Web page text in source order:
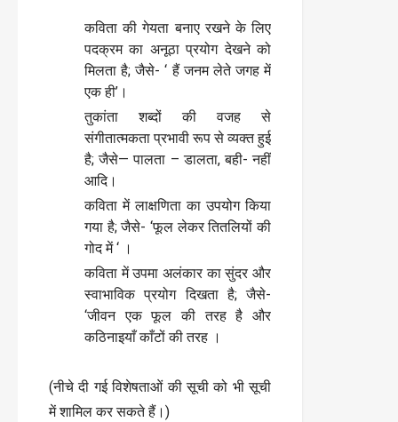
कविता की गेयता बनाए रखने के लिए
पदक्रम का अनूठा प्रयोग देखने को
मिलता है; जैसे- ‘ हैं जनम लेते जगह में
एक ही’।
तुकांता शब्दों की वजह से
संगीतात्मकता प्रभावी रूप से व्यक्त हुई
है; जैसे— पालता – डालता, बही- नहीं
आदि।
कविता में लाक्षणिता का उपयोग किया
गया है; जैसे- ‘फूल लेकर तितलियों की
गोद में ‘ ।
कविता में उपमा अलंकार का सुंदर और
स्वाभाविक प्रयोग दिखता है; जैसे-
‘जीवन एक फूल की तरह है और
कठिनाइयाँ काँटों की तरह ।
(नीचे दी गई विशेषताओं की सूची को भी सूची
में शामिल कर सकते हैं।)